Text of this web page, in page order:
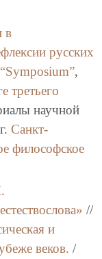
в
русских
,
третьего
научной
Санкт-
философское
//
и
веков. /